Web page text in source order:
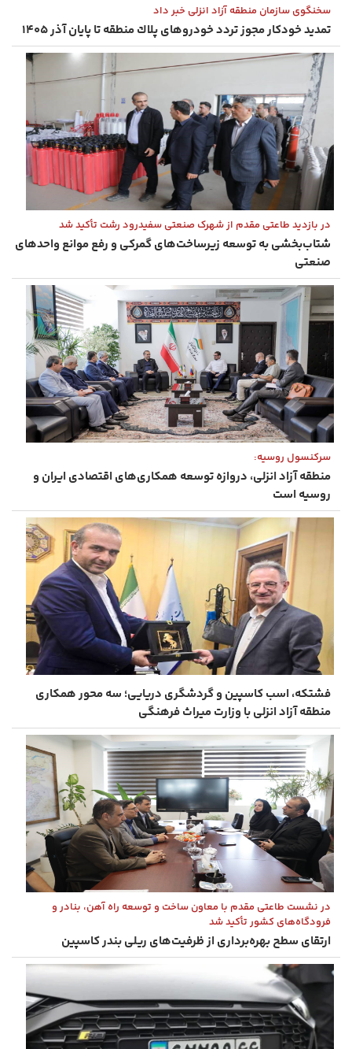
سخنگوی سازمان منطقه آزاد انزلی خبر داد
تمدید خودكار مجوز تردد خودروهای پلاك منطقه تا پایان آذر ۱۴۰۵
در بازدید طاعتی مقدم از شهرک صنعتی سفیدرود رشت تأکید شد
شتاب‌بخشی به توسعه زیرساخت‌های گمركی و رفع موانع واحدهای
صنعتی
سرکنسول روسیه:
منطقه آزاد انزلی، دروازه توسعه همکاری‌های اقتصادی ایران و
روسیه است
فشتکه، اسب کاسپین و گردشگری دریایی؛ سه محور همکاری
منطقه آزاد انزلی با وزارت میراث‌ فرهنگی
در نشست طاعتی‌ مقدم با معاون ساخت و توسعه راه ‌آهن، بنادر و
فرودگاه‌های کشور تأکید شد
ارتقای سطح بهره‌برداری از ظرفیت‌های ریلی بندر كاسپین